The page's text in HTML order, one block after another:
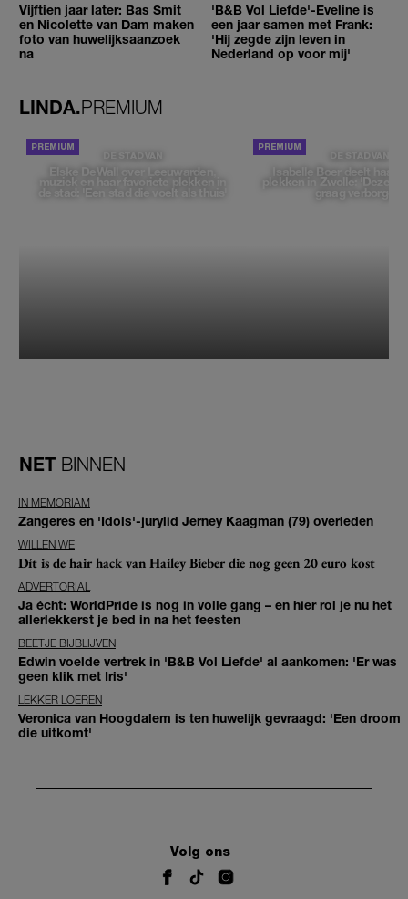
Vijftien jaar later: Bas Smit
en Nicolette van Dam maken
foto van huwelijksaanzoek
na
'B&B Vol Liefde'-Eveline is
een jaar samen met Frank:
'Hij zegde zijn leven in
Nederland op voor mij'
LINDA.PREMIUM
DE STAD VAN
Elske DeWall over Leeuwarden,
muziek en haar favoriete plekken in
de stad: 'Een stad die voelt als thuis'
DE STAD VAN
Isabelle Boer deelt haar
plekken in Zwolle: 'Deze
graag verborgen'
NET BINNEN
IN MEMORIAM
Zangeres en 'Idols'-jurylid Jerney Kaagman (79) overleden
WILLEN WE
Dít is de hair hack van Hailey Bieber die nog geen 20 euro kost
ADVERTORIAL
Ja écht: WorldPride is nog in volle gang – en hier rol je nu het
allerlekkerst je bed in na het feesten
BEETJE BIJBLIJVEN
Edwin voelde vertrek in 'B&B Vol Liefde' al aankomen: 'Er was
geen klik met Iris'
LEKKER LOEREN
Veronica van Hoogdalem is ten huwelijk gevraagd: 'Een droom
die uitkomt'
Volg ons